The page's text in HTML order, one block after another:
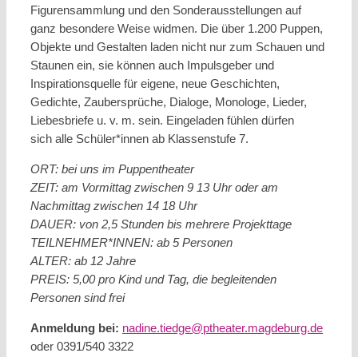
Figurensammlung und den Sonderausstellungen auf
ganz besondere Weise widmen. Die über 1.200 Puppen,
Objekte und Gestalten laden nicht nur zum Schauen und
Staunen ein, sie können auch Impulsgeber und
Inspirationsquelle für eigene, neue Geschichten,
Gedichte, Zaubersprüche, Dialoge, Monologe, Lieder,
Liebesbriefe u. v. m. sein. Eingeladen fühlen dürfen
sich alle Schüler*innen ab Klassenstufe 7.
ORT: bei uns im Puppentheater
ZEIT: am Vormittag zwischen 9 13 Uhr oder am
Nachmittag zwischen 14 18 Uhr
DAUER: von 2,5 Stunden bis mehrere Projekttage
TEILNEHMER*INNEN: ab 5 Personen
ALTER: ab 12 Jahre
PREIS: 5,00 pro Kind und Tag, die begleitenden
Personen sind frei
Anmeldung bei: nadine.tiedge@ptheater.magdeburg.de
oder 0391/540 3322